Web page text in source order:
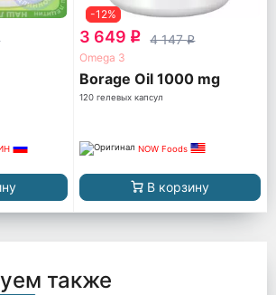
-12%
3 649 q 4 147q
Omega 3
Borage Oil 1000 mg
120 гелевых капсул
NOW Foods
В корзину
также